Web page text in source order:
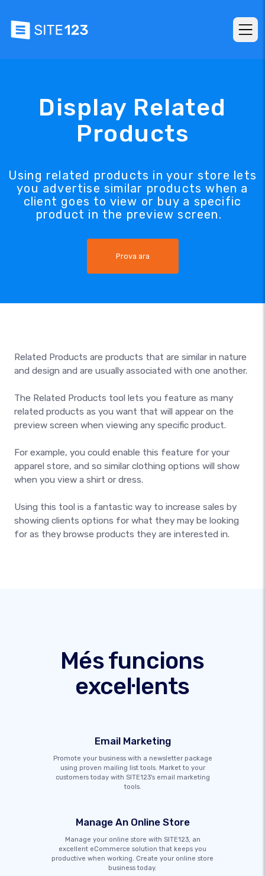
Display Related
Products
Using related products in your store lets
you advertise similar products when a
client goes to view or buy a specific
product in the preview screen.
Prova ara
Related Products are products that are similar in nature
and design and are usually associated with one another.
The Related Products tool lets you feature as many
related products as you want that will appear on the
preview screen when viewing any specific product.
For example, you could enable this feature for your
apparel store, and so similar clothing options will show
when you view a shirt or dress.
Using this tool is a fantastic way to increase sales by
showing clients options for what they may be looking
for as they browse products they are interested in.
Més funcions
excel·lents
Email Marketing
Promote your business with a newsletter package
using proven mailing list tools. Market to your
customers today with SITE123's email marketing
tools.
Manage An Online Store
Manage your online store with SITE123, an
excellent eCommerce solution that keeps you
productive when working. Create your online store
business today.